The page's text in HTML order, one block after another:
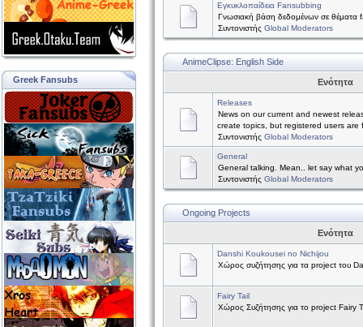
Greek Fansubs
Εγκυκλοπαίδεια Fansubbing
Γνωσιακή βάση δεδομένων σε θέματα
Συντονιστής Global Moderators
AnimeClipse: English Side
Ενότητα
Releases
News on our current and newest
create topics, but registered users are
Συντονιστής Global Moderators
General
General talking. Mean.. let say what
Συντονιστής Global Moderators
Ongoing Projects
Ενότητα
Danshi Koukousei no Nichijou
Χώρος συζήτησης για τα project του
Fairy Tail
Χώρος Συζήτησης για το project Fairy